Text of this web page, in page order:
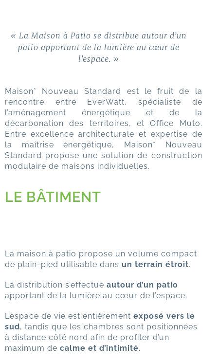
« La Maison à Patio se distribue autour d’un
patio apportant de la lumière au cœur de
l’espace. »
Maison* Nouveau Standard est le fruit de la
rencontre entre EverWatt, spécialiste de
l’aménagement énergétique et de la
décarbonation des territoires, et Office Muto.
Entre excellence architecturale et expertise de
la maîtrise énergétique, Maison* Nouveau
Standard propose une solution de construction
modulaire de maisons individuelles.
LE BÂTIMENT
La maison à patio propose un volume compact
de plain-pied utilisable dans un terrain étroit.
La distribution s’effectue autour d’un patio
apportant de la lumière au cœur de l’espace.
L’espace de vie est entièrement exposé vers le
sud, tandis que les chambres sont positionnées
à distance côté nord afin de profiter d’un
maximum de calme et d’intimité.